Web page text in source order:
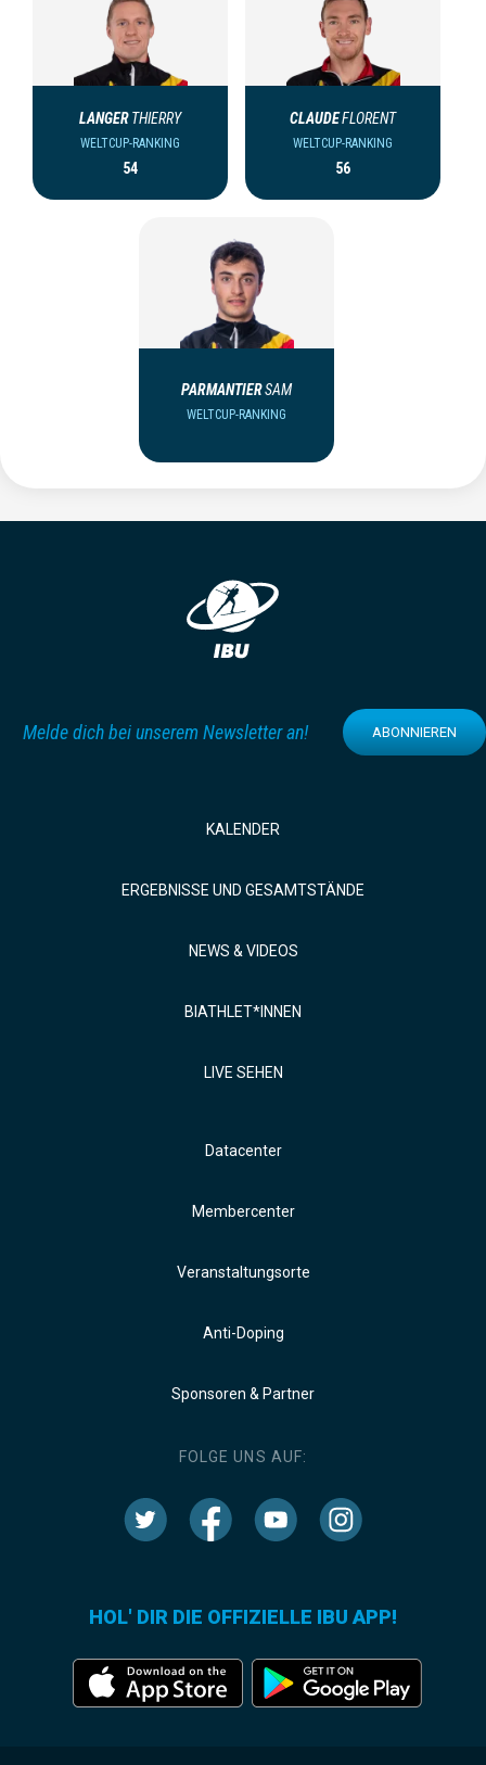
LANGERTHIERRY
WELTCUP-RANKING
54
CLAUDEFLORENT
WELTCUP-RANKING
56
PARMANTIERSAM
WELTCUP-RANKING
Melde dich bei unserem Newsletter an! ABONNIEREN
KALENDER
ERGEBNISSE UND GESAMTSTÄNDE
NEWS & VIDEOS
BIATHLET*INNEN
LIVE SEHEN
Datacenter
Membercenter
Veranstaltungsorte
Anti-Doping
Sponsoren & Partner
FOLGE UNS AUF:
HOL' DIR DIE OFFIZIELLE IBU APP!